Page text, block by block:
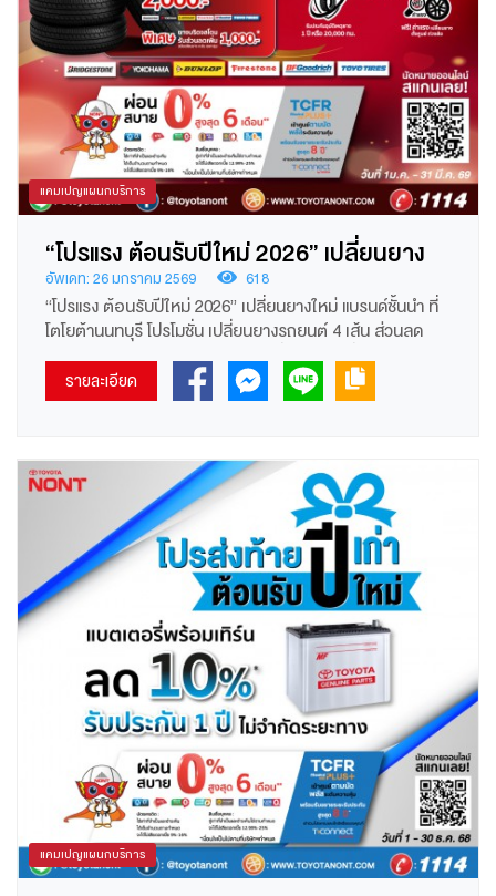
แคมเปญแผนกบริการ
“โปรแรง ต้อนรับปีใหม่ 2026” เปลี่ยนยาง
ใหม่ แบรนด์ชั้นนำ ที่โตโยต้านนทบุรี
อัพเดท: 26 มกราคม 2569 618
“โปรแรง ต้อนรับปีใหม่ 2026” เปลี่ยนยางใหม่ แบรนด์ชั้นนำ ที่
โตโยต้านนทบุรี โปรโมชั่น เปลี่ยนยางรถยนต์ 4 เส้น ส่วนลด
25% หรือเทียบเท่า 3 แถม 1 เฉพาะยี่ห้อและรุ่นที่กำหนด หรือ
รับส่วนลดตามขอบ ลดสูงสุด 2,000.-(ไม่สามารถใช้ร่วมกับ
ส่วนลด 25%) พิเศษยางบริดจสโตน รับส่วนลดเพิ่ม 1,000.-
ค่าแรง เปลี่ยนยาง, ตั้งศูนย์ ถ่วงล้อ รับประกันอุบัติเหตุยาง 1 ปี
หรือ 20,000 กม.
รายละเอียด
แคมเปญแผนกบริการ